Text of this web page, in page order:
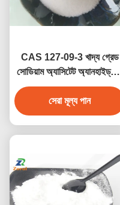
CAS 127-09-3 খাদ্য গ্রেড
সোডিয়াম অ্যাসিটেট অ্যানহাইড্রাস/
এসিটিক এসিড সোডিয়াম লবণ
ইনজেকশনযোগ্য
সেরা মূল্য পান